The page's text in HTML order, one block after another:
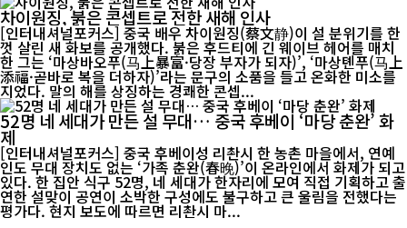
차이원징, 붉은 콘셉트로 전한 새해 인사
[인터내셔널포커스] 중국 배우 차이원징(蔡文静)이 설 분위기를 한
껏 살린 새 화보를 공개했다. 붉은 후드티에 긴 웨이브 헤어를 매치
한 그는 ‘마상바오푸(马上暴富·당장 부자가 되자)’, ‘마상톈푸(马上
添福·곧바로 복을 더하자)’라는 문구의 소품을 들고 온화한 미소를
지었다. 말의 해를 상징하는 경쾌한 콘셉...
52명 네 세대가 만든 설 무대… 중국 후베이 ‘마당 춘완’ 화
제
[인터내셔널포커스] 중국 후베이성 리촨시 한 농촌 마을에서, 연예
인도 무대 장치도 없는 ‘가족 춘완(春晚)’이 온라인에서 화제가 되고
있다. 한 집안 식구 52명, 네 세대가 한자리에 모여 직접 기획하고 출
연한 설맞이 공연이 소박한 구성에도 불구하고 큰 울림을 전했다는
평가다. 현지 보도에 따르면 리촨시 마...